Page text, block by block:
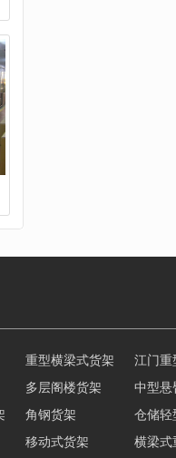
多层阁楼货架
中型悬
角钢货架
仓储
移动式货架
横梁
深圳阁楼货架 佛山